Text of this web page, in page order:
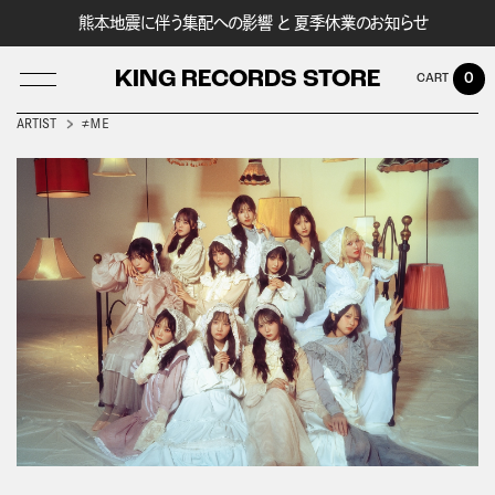
熊本地震に伴う集配への影響 と 夏季休業のお知らせ
KING RECORDS STORE
LOG IN
0
ARTIST ≠ＭＥ